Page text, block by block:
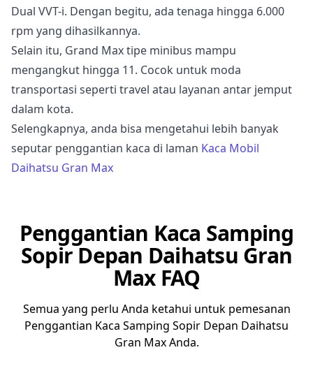
Dual VVT-i. Dengan begitu, ada tenaga hingga 6.000
rpm yang dihasilkannya.
Selain itu, Grand Max tipe minibus mampu
mengangkut hingga 11. Cocok untuk moda
transportasi seperti travel atau layanan antar jemput
dalam kota.
Selengkapnya, anda bisa mengetahui lebih banyak
seputar penggantian kaca di laman Kaca Mobil
Daihatsu Gran Max
Penggantian Kaca Samping
Sopir Depan Daihatsu Gran
Max FAQ
Semua yang perlu Anda ketahui untuk pemesanan
Penggantian Kaca Samping Sopir Depan Daihatsu
Gran Max Anda.